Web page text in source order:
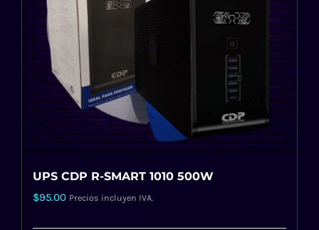
UPS CDP R-SMART 1010 500W
$95.00 Precios incluyen IVA.